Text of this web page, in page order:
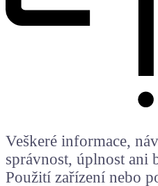
Veškeré informace,
správnost, úplnost ani
Použití zařízení nebo